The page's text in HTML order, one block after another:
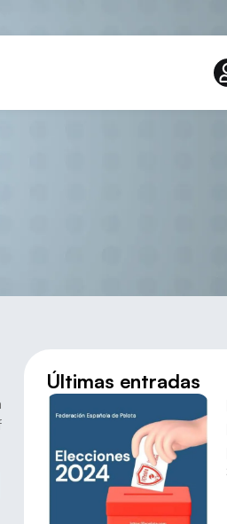
Últimas entradas